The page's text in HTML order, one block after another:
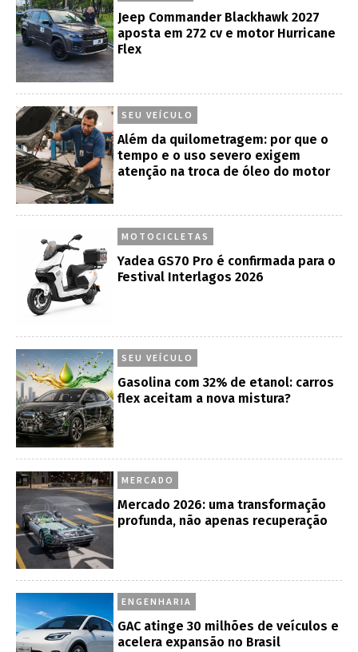
Jeep Commander Blackhawk 2027
aposta em 272 cv e motor Hurricane
Flex
SEU VEÍCULO
Além da quilometragem: por que o
tempo e o uso severo exigem
atenção na troca de óleo do motor
MOTOCICLETAS
Yadea GS70 Pro é confirmada para o
Festival Interlagos 2026
SEU VEÍCULO
Gasolina com 32% de etanol: carros
flex aceitam a nova mistura?
MERCADO
Mercado 2026: uma transformação
profunda, não apenas recuperação
ENGENHARIA
GAC atinge 30 milhões de veículos e
acelera expansão no Brasil